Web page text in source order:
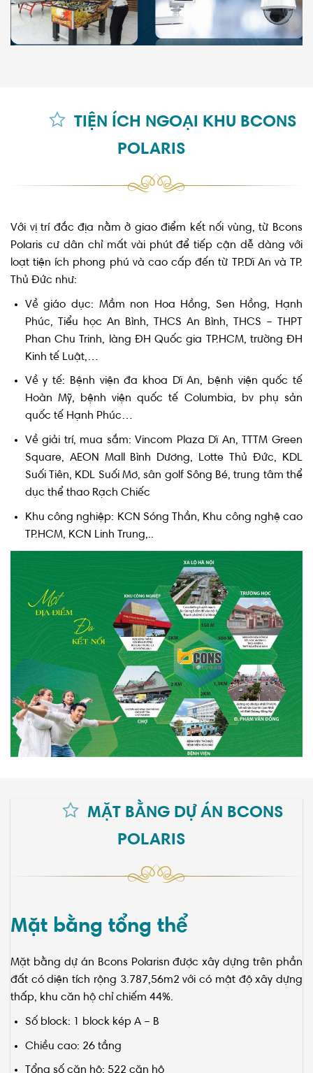
TIỆN ÍCH NGOẠI KHU BCONS
POLARIS
Với vị trí đắc địa nằm ở giao điểm kết nối vùng, từ Bcons
Polaris cư dân chỉ mất vài phút để tiếp cận dễ dàng với
loạt tiện ích phong phú và cao cấp đến từ TP.Dĩ An và TP.
Thủ Đức như:
Về giáo dục: Mầm non Hoa Hồng, Sen Hồng, Hạnh
Phúc, Tiểu học An Bình, THCS An Bình, THCS – THPT
Phan Chu Trinh, làng ĐH Quốc gia TP.HCM, trường ĐH
Kinh tế Luật,…
Về y tế: Bệnh viện đa khoa Dĩ An, bệnh viện quốc tế
Hoàn Mỹ, bệnh viện quốc tế Columbia, bv phụ sản
quốc tế Hạnh Phúc…
Về giải trí, mua sắm: Vincom Plaza Dĩ An, TTTM Green
Square, AEON Mall Bình Dương, Lotte Thủ Đức, KDL
Suối Tiên, KDL Suối Mơ, sân golf Sông Bé, trung tâm thể
dục thể thao Rạch Chiếc
Khu công nghiệp: KCN Sóng Thần, Khu công nghệ cao
TP.HCM, KCN Linh Trung,..
MẶT BẰNG DỰ ÁN BCONS
POLARIS
Mặt bằng tổng thể
Mặt bằng dự án Bcons Polarisn được xây dựng trên phần
đất có diện tích rộng 3.787,56m2 với có mật độ xây dựng
thấp, khu căn hộ chỉ chiếm 44%.
Số block: 1 block kép A – B
Chiều cao: 26 tầng
Tổng số căn hộ: 522 căn hộ